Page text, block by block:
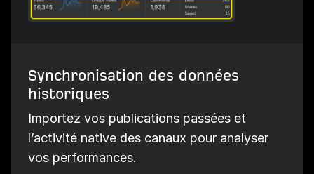
Synchronisation des données
historiques
Importez vos publications passées et
l’activité native des canaux pour analyser
vos performances.